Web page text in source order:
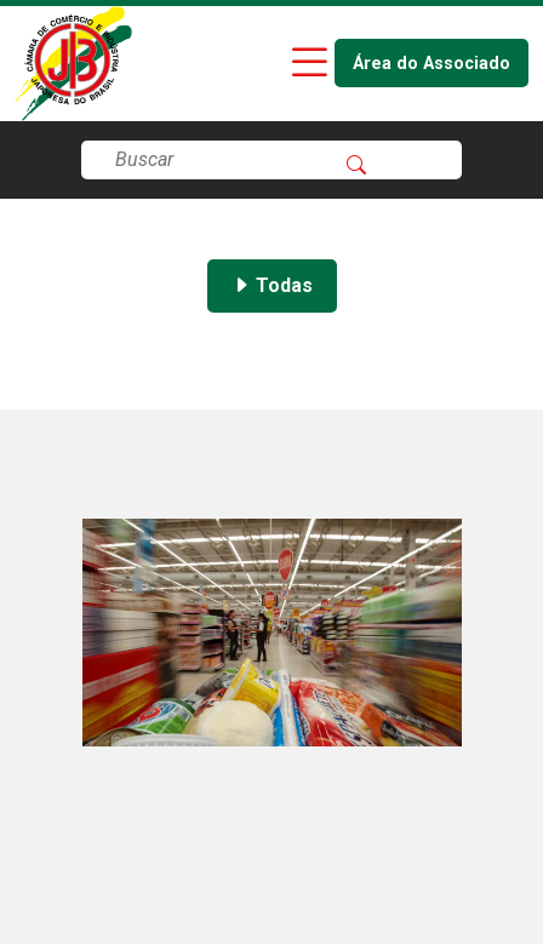
Área do Associado
Todas